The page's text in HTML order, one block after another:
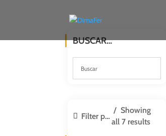
BUSCAR…
Filter products
Showing
all 7 results